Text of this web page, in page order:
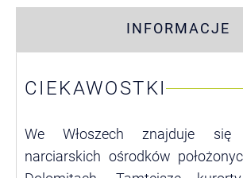
INFORMACJE
CIEKAWOSTKI
We Włoszech znajduje
narciarskich ośrodków